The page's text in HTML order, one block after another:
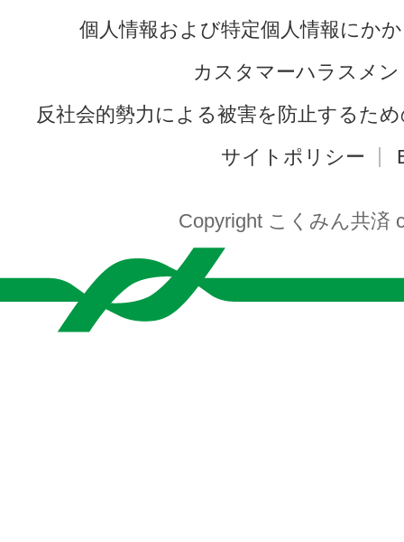
個人情報および特定個人情報にか
カスタマーハラスメ
反社会的勢力による被害を防止するた
サイトポリシー
Copyright こくみん共済